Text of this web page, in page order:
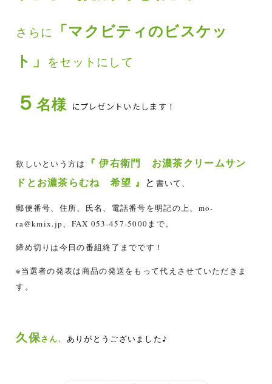
さらに
「マクビティのビスケッ
ト」
をセットにして
５ 名様 にプレゼントいたします！
欲しいという方は
『 伊右衛門 お濃茶クリームサン
ドとお濃茶らむね 希望 』 と 書いて、
郵便番号、住所、氏名、電話番号を明記の上、mo-
ra@kmix.jp、FAX 053-457-5000まで。
締め切りは今日の番組終了までです！
※当選者の発表は商品の発送をもって代えさせていただきま
す。
久保さん、 ありがとうございました♪